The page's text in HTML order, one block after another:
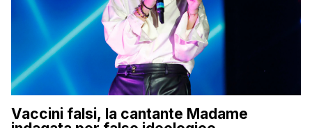
Vaccini falsi, la cantante Madame